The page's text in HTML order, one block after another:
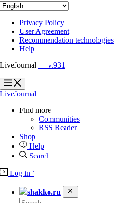
Privacy Policy
User Agreement
Recommendation technologies
Help
LiveJournal — v.931
?
?
LiveJournal
Find more
Communities
RSS Reader
Shop
Help
Search
Log in `
shakko.ru